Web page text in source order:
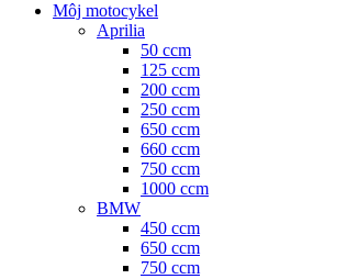
Môj motocykel
Aprilia
50 ccm
125 ccm
200 ccm
250 ccm
650 ccm
660 ccm
750 ccm
1000 ccm
BMW
450 ccm
650 ccm
750 ccm